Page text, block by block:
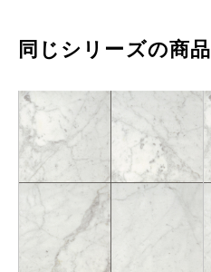
同じシリーズの商品